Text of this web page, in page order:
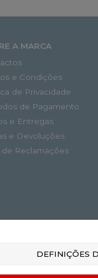
A MARCA
e Condições
de Privacidade
de Pagamento
e Entregas
e Devoluções
de Reclamações
DEFINIÇÕES